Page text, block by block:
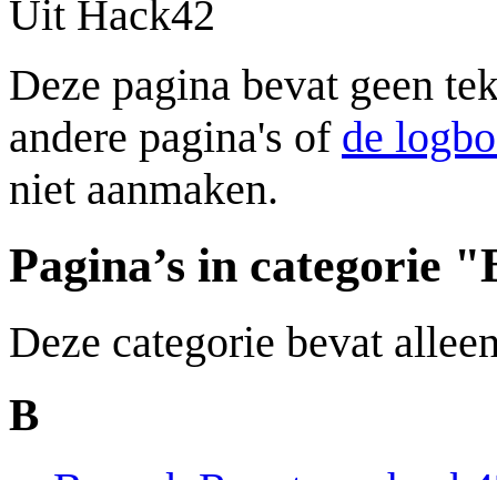
Uit Hack42
Deze pagina bevat geen
andere pagina's of de
niet aanmaken.
Pagina’s in categorie
Deze categorie bevat
B